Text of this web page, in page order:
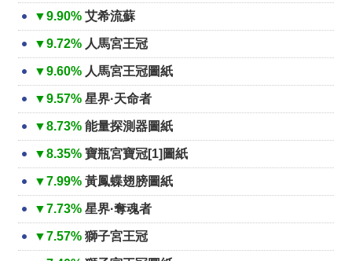
▼9.90% 艾希流蘇
▼9.72% 人馬宮王冠
▼9.60% 人馬宮王冠圖紙
▼9.57% 星界·天命者
▼8.73% 能量探測器圖紙
▼8.35% 寶瓶宮寶冠[1]圖紙
▼7.99% 黃鳳蝶翅膀圖紙
▼7.73% 星界·奪魂者
▼7.57% 獅子宮王冠